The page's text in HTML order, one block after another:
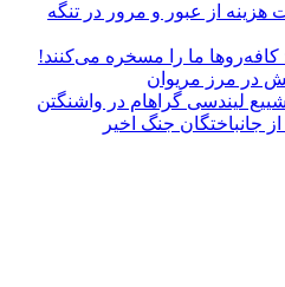
هزینه از عبور و مرور در تنگه
ما را مسخره می‌کنند!
در مرز مریوان
لیندسی گراهام در واشنگتن
جانباختگان جنگ اخیر